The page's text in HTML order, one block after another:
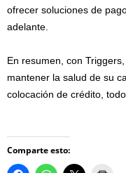
ofrecer soluciones de
adelante.
En resumen, con
mantener la salud de su
colocación de crédito,
Comparte esto: